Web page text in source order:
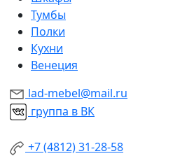
Тумбы
Полки
Кухни
Венеция
lad-mebel@mail.ru
группа в ВК
+7 (4812) 31-28-58